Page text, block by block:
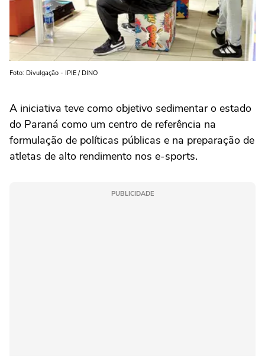
Foto: Divulgação - IPIE / DINO
A iniciativa teve como objetivo sedimentar o estado
do Paraná como um centro de referência na
formulação de políticas públicas e na preparação de
atletas de alto rendimento nos e-sports.
PUBLICIDADE